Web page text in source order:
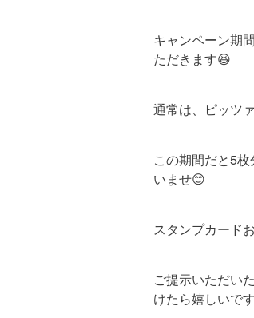
キャンペーン期
ただきます😆
通常は、ピッツ
この期間だと5
いませ😊
スタンプカード
ご提示いただい
けたら嬉しいで